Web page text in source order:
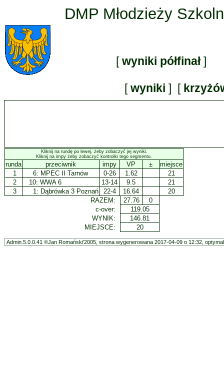
DMP Młodzieży
[wyniki półfinał]
[wyniki ] [
Kliknij na rundę po lewej, żeby zobaczyć jej wyniki.
Kliknij na impy żeby zobaczyć kontrolki tego segmentu.
runda przeciwnik impy VP ±
miejsce
1
6: MPEC II Tarnów 0-26 1.62
21
2
10: WWA 6 13-14 9.5
21
3
1: Dąbrówka 3 Poznań 22-4 16.64
20
RAZEM:
27.76
0
c-over:
119.05
WYNIK:
146.81
MIEJSCE:
20
Admin.5.0.0.41 ©Jan Romański'2005, strona wygenerowana 2017-04-09 o 12:32,